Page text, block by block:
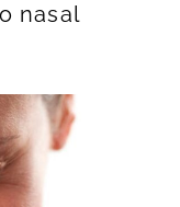
nasal